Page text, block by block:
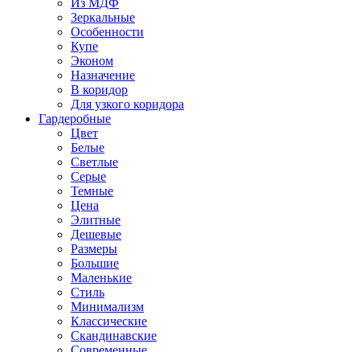
Из МДФ
Зеркальные
Особенности
Купе
Эконом
Назначение
В коридор
Для узкого коридора
Гардеробные
Цвет
Белые
Светлые
Серые
Темные
Цена
Элитные
Дешевые
Размеры
Большие
Маленькие
Стиль
Минимализм
Классические
Скандинавские